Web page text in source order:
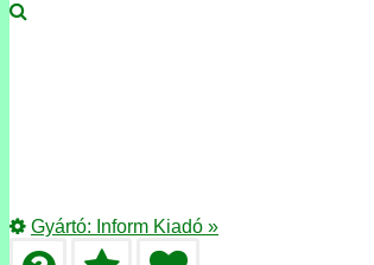
Gyártó: Inform Kiadó »